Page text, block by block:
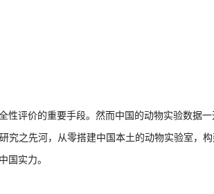
性评价的重要手段。然而中国的动物实验数据
究之先河，从零搭建中国本土的动物实验室，
国实力。